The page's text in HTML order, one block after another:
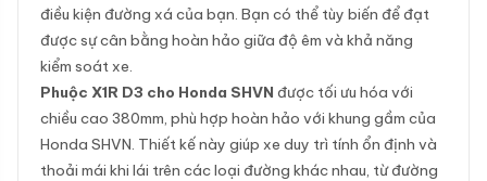
điều kiện đường xá của bạn. Bạn có thể tùy biến để đạt
được sự cân bằng hoàn hảo giữa độ êm và khả năng
kiểm soát xe.
Phuộc X1R D3 cho Honda SHVN được tối ưu hóa với
chiều cao 380mm, phù hợp hoàn hảo với khung gầm của
Honda SHVN. Thiết kế này giúp xe duy trì tính ổn định và
thoải mái khi lái trên các loại đường khác nhau, từ đường